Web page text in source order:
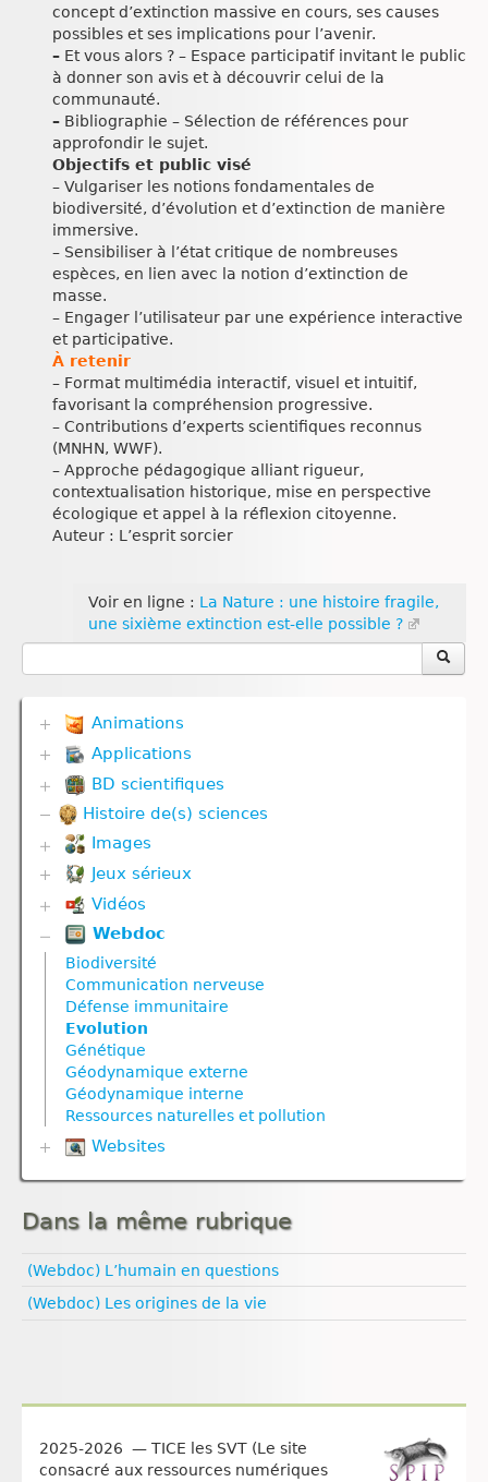
concept d’extinction massive en cours, ses causes
possibles et ses implications pour l’avenir.
– Et vous alors ? – Espace participatif invitant le public
à donner son avis et à découvrir celui de la
communauté.
– Bibliographie – Sélection de références pour
approfondir le sujet.
Objectifs et public visé
– Vulgariser les notions fondamentales de
biodiversité, d’évolution et d’extinction de manière
immersive.
– Sensibiliser à l’état critique de nombreuses
espèces, en lien avec la notion d’extinction de
masse.
– Engager l’utilisateur par une expérience interactive
et participative.
À retenir
– Format multimédia interactif, visuel et intuitif,
favorisant la compréhension progressive.
– Contributions d’experts scientifiques reconnus
(MNHN, WWF).
– Approche pédagogique alliant rigueur,
contextualisation historique, mise en perspective
écologique et appel à la réflexion citoyenne.
Auteur : L’esprit sorcier
Voir en ligne : La Nature : une histoire fragile,
une sixième extinction est-elle possible ?
Animations
Biodiversité
Communication hormonale
Communication nerveuse
Corps humain
Défense immunitaire
Divers
Génétique
Géodynamique externe
Géodynamique interne
Nutrition
Nutrition animale
Nutrition végétale
Reproduction
Reproduction animale
Reproduction végétale
Ressources naturelles et pollution
Applications
Biodiversité
Communication hormonale
Communication nerveuse
Corps humain
Défense immunitaire
Divers
Evolution
Génétique
Géodynamique externe
Géodynamique interne
Molécule
Nutrition
Nutrition animale
Nutrition végétale
Reproduction
Reproduction animale
Reproduction végétale
BD scientifiques
Biodiversité
Corps humain
Divers
Evolution
Géodynamique externe et Climat
Géodynamique interne
Gestes techniques
Nutrition
Reproduction
Ressources naturelles et activités humaines
Histoire de(s) sciences
Images
Corps humain
Jeux sérieux
Biodiversité
Défense immunitaire
Divers
Evolution
Géodynamique externe
Géodynamique interne
Nutrition
Nutrition animale
Nutrition végétale
Ressources naturelles et pollution
Vidéos
Communication hormonale
Communication nerveuse
Corps humain
Défense immunitaire
Génétique
Nutrition
Nutrition animale
Reproduction
Reproduction animale
Webdoc
Biodiversité
Communication nerveuse
Défense immunitaire
Evolution
Génétique
Géodynamique externe
Géodynamique interne
Ressources naturelles et pollution
Websites
Esprit critique
Géologie
Pédagogie
Dans la même rubrique
(Webdoc) L’humain en questions
(Webdoc) Les origines de la vie
2025-2026 — TICE les SVT (Le site
consacré aux ressources numériques